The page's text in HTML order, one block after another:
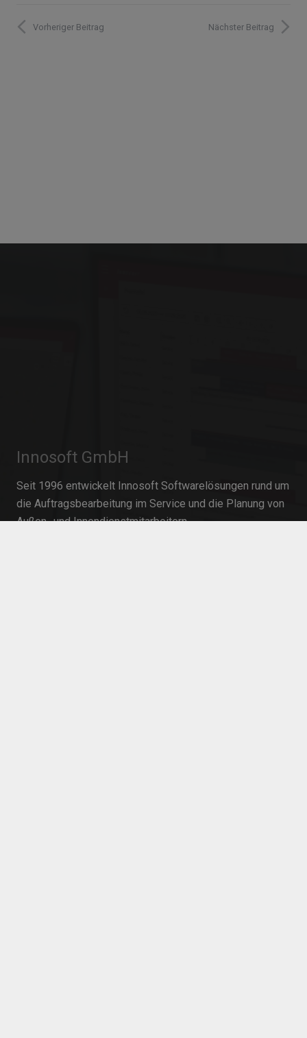
Vorheriger Beitrag Nächster Beitrag
Innosoft GmbH
Seit 1996 entwickelt Innosoft Softwarelösungen rund um
die Auftragsbearbeitung im Service und die Planung von
Außen- und Innendienstmitarbeitern.